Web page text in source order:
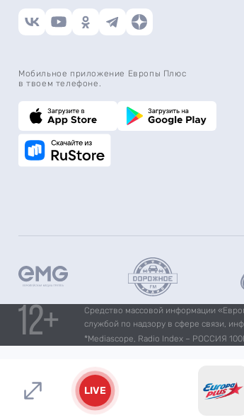
Мобильное приложение Европы Плюс
в твоем телефоне.
Средство массовой информации
службой по надзору в сфере связи,
*Mediascope, Radio Index – РОССИЯ
LIVE